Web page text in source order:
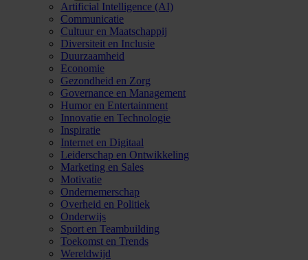
Artificial Intelligence (AI)
Communicatie
Cultuur en Maatschappij
Diversiteit en Inclusie
Duurzaamheid
Economie
Gezondheid en Zorg
Governance en Management
Humor en Entertainment
Innovatie en Technologie
Inspiratie
Internet en Digitaal
Leiderschap en Ontwikkeling
Marketing en Sales
Motivatie
Ondernemerschap
Overheid en Politiek
Onderwijs
Sport en Teambuilding
Toekomst en Trends
Wereldwijd